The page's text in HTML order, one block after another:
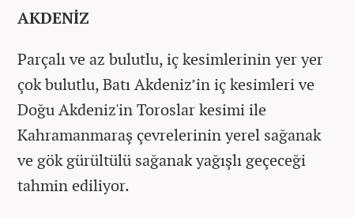
AKDENİZ
Parçalı ve az bulutlu, iç kesimlerinin yer yer
çok bulutlu, Batı Akdeniz’in iç kesimleri ve
Doğu Akdeniz'in Toroslar kesimi ile
Kahramanmaraş çevrelerinin yerel sağanak
ve gök gürültülü sağanak yağışlı geçeceği
tahmin ediliyor.